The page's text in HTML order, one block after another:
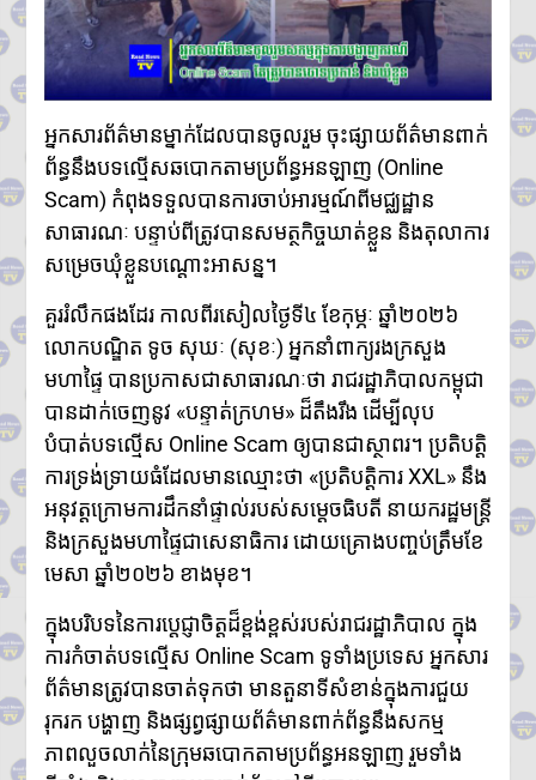
សម័យប្រឡង៖១០ សីហ ២០២៦
មានបេក្ខជនចុះឈ្មោះប្រឡង
សរុប១៥១,២៣៨នាក់
ស្រី៨៤,៧៣៥នាក់
ពិនិត្យស្ថានភាពជាក់ស្តែងនៅតាម
ព្រំដែនកម្ពុជា-ថៃ ក្នុងខេត្តបន្ទាយ
មានជ័យ
លោកជំទាវបណ្ឌិត ពេជ ចន្ទមុន្នី
ហ៊ុនម៉ាណែត អញ្ជើញប្រគល់ផ្ទះថ្មី
៣ខ្នង ជូនក្រុមគ្រួសារវីរកងទ័ពពលី
នៅខេត្តកណ្តាល
ក្រសួងបរិស្ថាន ស្នើឱ្យរដ្ឋបាល
រាជធានី-ខេត្ត អនុវត្តច្បាប់តឹងរ៉ឹង
លើការហាមនាំចូលសំណល់អាគុយ
និងបរិក្ខារអេឡិចត្រូនិកប្រើប្រាស់រួច
អាជ្ញាធរខេត្តបន្ទាយមានជ័យ រៀបចំ
ការចាប់ឆ្នោត ជ្រើសរើសតូបលក់ដូរ
សម្រាប់អាជីវករភៀសសឹក នៅភូមិ
រង់ចាំ ជំហានដំបូង
ប្រមាណ៣០០តូប
លោក ទូច សុឃៈ បញ្ជាក់ថា៖ យុវតី
សិង្ហបុរី មក កម្ពុជាដោយសារបញ្ហា
គ្រួសារ មិនមែនជាករណីជួញដូរ
មនុស្ស
អ្នកសារព័ត៌មានម្នាក់ដែលបានចូលរួម ចុះផ្សាយព័ត៌មានពាក់
ព័ន្ធនឹងបទល្មើសឆបោកតាមប្រព័ន្ធអនឡាញ (Online
Scam) កំពុងទទួលបានការចាប់អារម្មណ៍ពីមជ្ឈដ្ឋាន
សាធារណៈ បន្ទាប់ពីត្រូវបានសមត្ថកិច្ចឃាត់ខ្លួន និងតុលាការ
សម្រេចឃុំខ្លួនបណ្តោះអាសន្ន។
គួររំលឹកផងដែរ កាលពីរសៀលថ្ងៃទី៤ ខែកុម្ភៈ ឆ្នាំ២០២៦
លោកបណ្ឌិត ទូច សុឃៈ (សុខៈ) អ្នកនាំពាក្យរងក្រសួង
មហាផ្ទៃ បានប្រកាសជាសាធារណៈថា រាជរដ្ឋាភិបាលកម្ពុជា
បានដាក់ចេញនូវ «បន្ទាត់ក្រហម» ដ៏តឹងរឹង ដើម្បីលុប
បំបាត់បទល្មើស Online Scam ឲ្យបានជាស្ថាពរ។ ប្រតិបត្តិ
ការទ្រង់ទ្រាយធំដែលមានឈ្មោះថា «ប្រតិបត្តិការ XXL» នឹង
អនុវត្តក្រោមការដឹកនាំផ្ទាល់របស់សម្តេចធិបតី នាយករដ្ឋមន្ត្រី
និងក្រសួងមហាផ្ទៃជាសេនាធិការ ដោយគ្រោងបញ្ចប់ត្រឹមខែ
មេសា ឆ្នាំ២០២៦ ខាងមុខ។
ក្នុងបរិបទនៃការប្តេជ្ញាចិត្តដ៏ខ្ពង់ខ្ពស់របស់រាជរដ្ឋាភិបាល ក្នុង
ការកំចាត់បទល្មើស Online Scam ទូទាំងប្រទេស អ្នកសារ
ព័ត៌មានត្រូវបានចាត់ទុកថា មានតួនាទីសំខាន់ក្នុងការជួយ
រុករក បង្ហាញ និងផ្សព្វផ្សាយព័ត៌មានពាក់ព័ន្ធនឹងសកម្ម
ភាពលួចលាក់នៃក្រុមឆបោកតាមប្រព័ន្ធអនឡាញ រួមទាំង